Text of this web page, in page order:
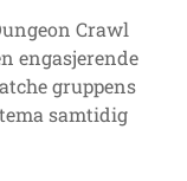
Crawl
engasjerende
gruppens
samtidig